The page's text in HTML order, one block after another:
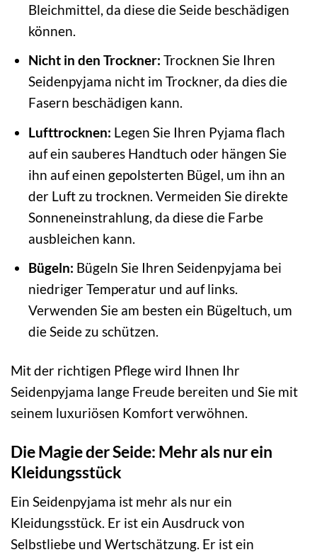
Bleichmittel, da diese die Seide beschädigen
können.
Nicht in den Trockner: Trocknen Sie Ihren
Seidenpyjama nicht im Trockner, da dies die
Fasern beschädigen kann.
Lufttrocknen: Legen Sie Ihren Pyjama flach
auf ein sauberes Handtuch oder hängen Sie
ihn auf einen gepolsterten Bügel, um ihn an
der Luft zu trocknen. Vermeiden Sie direkte
Sonneneinstrahlung, da diese die Farbe
ausbleichen kann.
Bügeln: Bügeln Sie Ihren Seidenpyjama bei
niedriger Temperatur und auf links.
Verwenden Sie am besten ein Bügeltuch, um
die Seide zu schützen.
Mit der richtigen Pflege wird Ihnen Ihr
Seidenpyjama lange Freude bereiten und Sie mit
seinem luxuriösen Komfort verwöhnen.
Die Magie der Seide: Mehr als nur ein
Kleidungsstück
Ein Seidenpyjama ist mehr als nur ein
Kleidungsstück. Er ist ein Ausdruck von
Selbstliebe und Wertschätzung. Er ist ein